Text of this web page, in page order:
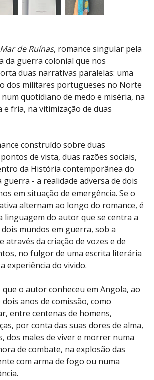
de Ruínas, romance singular pela
da guerra colonial que nos
duas narrativas paralelas: uma
dos militares portugueses no Norte
quotidiano de medo e miséria, na
e fria, na vitimização de duas
construído sobre duas
de vista, duas razões sociais,
da História contemporânea do
guerra - a realidade adversa de dois
em situação de emergência. Se o
alternam ao longo do romance, é
linguagem do autor que se centra a
mundos em guerra, sob a
através da criação de vozes e de
no fulgor de uma escrita literária
experiência do vivido.
o autor conheceu em Angola, ao
anos de comissão, como
entre centenas de homens,
por conta das suas dores de alma,
dos males de viver e morrer numa
de combate, na explosão das
com arma de fogo ou numa